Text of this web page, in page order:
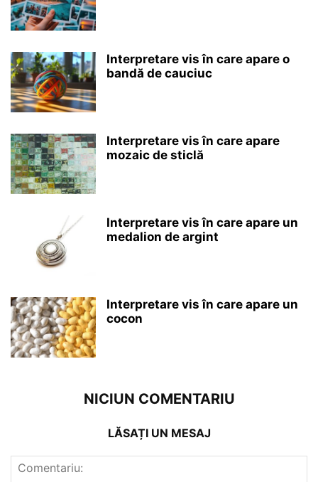
Interpretare vis în care apare o
bandă de cauciuc
Interpretare vis în care apare
mozaic de sticlă
Interpretare vis în care apare un
medalion de argint
Interpretare vis în care apare un
cocon
NICIUN COMENTARIU
LĂSAȚI UN MESAJ